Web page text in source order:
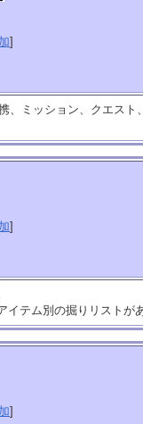
]
、ミッション、クエスト
]
イテム別の掘りリストが
]